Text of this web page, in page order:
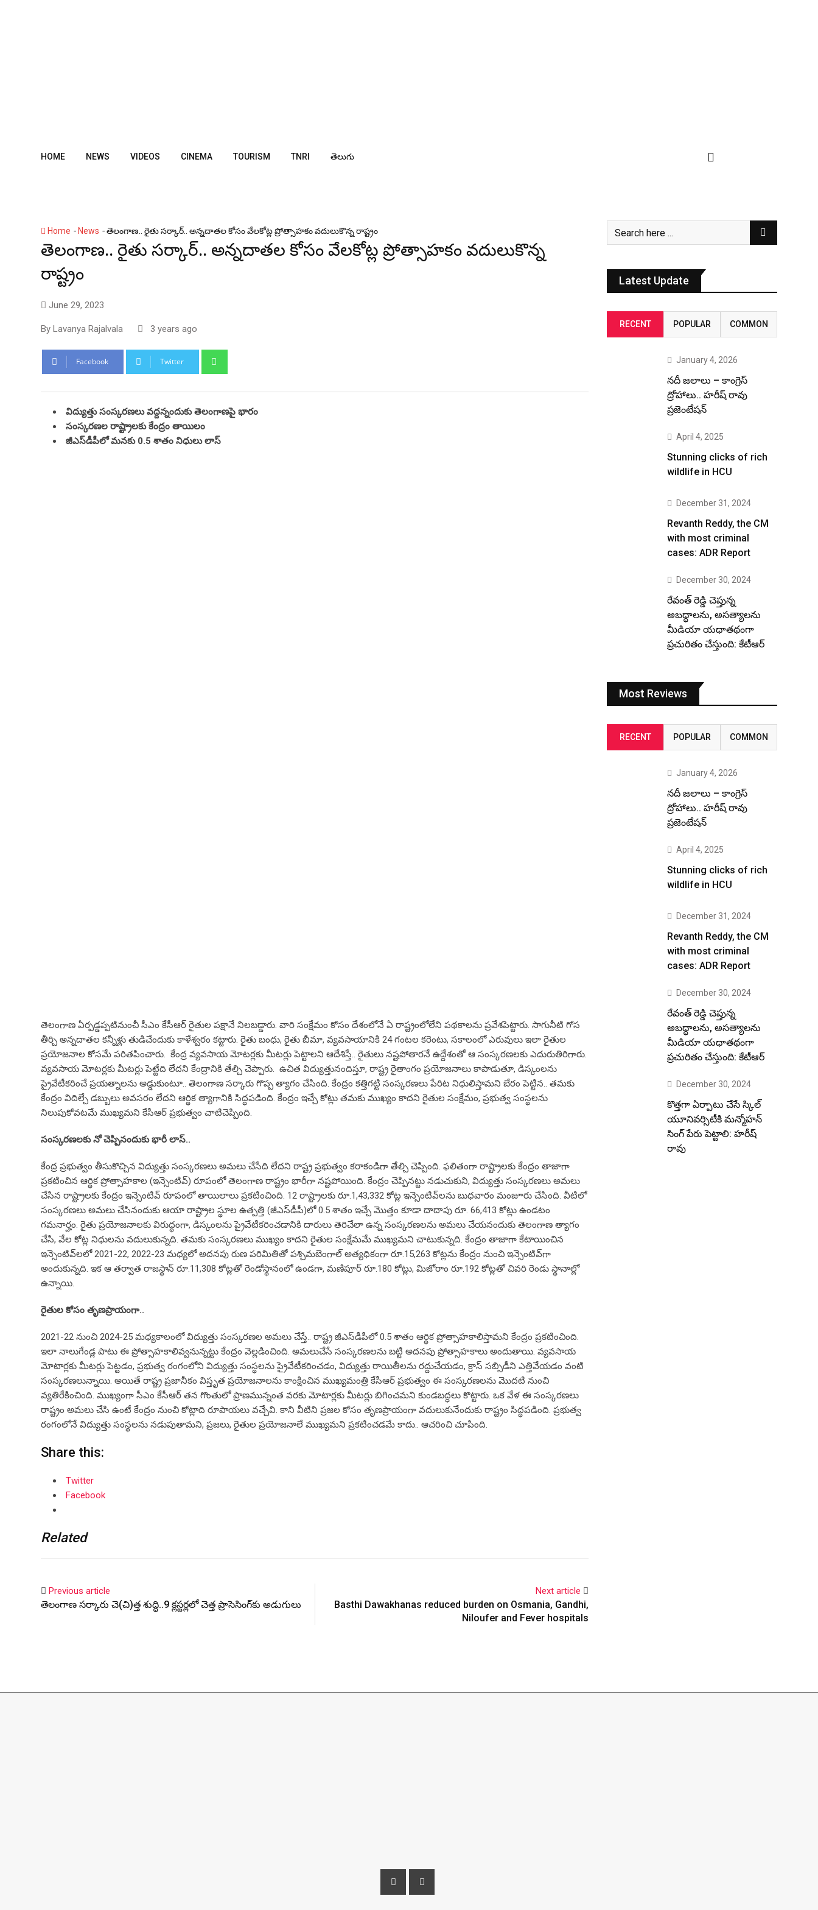
HOME NEWS VIDEOS CINEMA TOURISM TNRI తెలుగు
Home - News -తెలంగాణ‌.. రైతు స‌ర్కార్‌.. అన్న‌దాతల కోసం వేల‌కోట్ల ప్రోత్సాహకం వ‌దులుకొన్న రాష్ట్రం
తెలంగాణ‌.. రైతు స‌ర్కార్‌.. అన్న‌దాతల కోసం వేల‌కోట్ల ప్రోత్సాహకం వ‌దులుకొన్న
రాష్ట్రం
June 29, 2023
By Lavanya Rajalvala 3 years ago
Facebook Twitter
విద్యుత్తు సంస్కరణలు వ‌ద్ద‌న్నందుకు తెలంగాణ‌పై భారం
సంస్కరణల రాష్ట్రాలకు కేంద్రం తాయిలం
జీఎస్‌డీపీలో మ‌న‌కు 0.5 శాతం నిధులు లాస్‌
తెలంగాణ ఏర్ప‌డ్డ‌ప్ప‌టినుంచీ సీఎం కేసీఆర్ రైతుల ప‌క్షానే నిల‌బ‌డ్డారు. వారి సంక్షేమం కోసం దేశంలోనే ఏ రాష్ట్రంలోలేని ప‌థ‌కాల‌ను ప్ర‌వేశ‌పెట్టారు. సాగునీటి గోస
తీర్చి అన్న‌దాత‌ల క‌న్నీళ్లు తుడిచేందుకు కాళేశ్వ‌రం క‌ట్టారు. రైతు బంధు, రైతు బీమా, వ్య‌వ‌సాయానికి 24 గంట‌ల క‌రెంటు, స‌కాలంలో ఎరువులు ఇలా రైతుల
ప్ర‌యోజ‌నాల కోసమే ప‌రిత‌పించారు. కేంద్ర వ్య‌వ‌సాయ మోట‌ర్ల‌కు మీట‌ర్లు పెట్టాల‌ని ఆదేశిస్తే.. రైతులు న‌ష్ట‌పోతార‌నే ఉద్దేశంతో ఆ సంస్క‌ర‌ణ‌ల‌కు ఎదురుతిరిగారు.
వ్యవసాయ మోటర్లకు మీటర్లు పెట్టేది లేదని కేంద్రానికి తేల్చి చెప్పారు. ఉచిత విద్యుత్తునందిస్తూ, రాష్ట్ర రైతాంగం ప్రయోజనాలు కాపాడుతూ, డిస్కంలను
ప్రైవేటీకరించే ప్రయత్నాలను అడ్డుకుంటూ.. తెలంగాణ స‌ర్కారు గొప్ప త్యాగం చేసింది. కేంద్రం కత్తిగట్టి సంస్కరణలు పేరిట నిధులిస్తామని బేరం పెట్టిన.. తమకు
కేంద్రం విదిల్చే డబ్బులు అవసరం లేదని ఆర్థిక త్యాగానికి సిద్ధపడింది. కేంద్రం ఇచ్చే కోట్లు తమకు ముఖ్యం కాదని రైతుల సంక్షేమం, ప్రభుత్వ సంస్థలను
నిలుపుకోవటమే ముఖ్యమని కేసీఆర్‌ ప్రభుత్వం చాటిచెప్పింది.
సంస్కరణల‌కు నో చెప్పినందుకు భారీ లాస్‌..
కేంద్ర ప్రభుత్వం తీసుకొచ్చిన విద్యుత్తు సంస్కరణలు అమలు చేసేది లేదని రాష్ట్ర ప్రభుత్వం కరాకండిగా తేల్చి చెప్పింది. ఫలితంగా రాష్ట్రాలకు కేంద్రం తాజాగా
ప్రకటించిన ఆర్థిక ప్రోత్సాహకాల (ఇన్సెంటివ్‌) రూపంలో తెలంగాణ రాష్ట్రం భారీగా నష్టపోయింది. కేంద్రం చెప్పినట్టు నడుచుకుని, విద్యుత్తు సంస్కరణలు అమలు
చేసిన రాష్ట్రాలకు కేంద్రం ఇన్సెంటివ్‌ రూపంలో తాయిలాలు ప్రకటించింది. 12 రాష్ట్రాలకు రూ.1,43,332 కోట్ల ఇన్సెంటివ్‌లను బుధవారం మంజూరు చేసింది. వీటిలో
సంస్కరణలు అమలు చేసినందుకు ఆయా రాష్ట్రాల స్థూల ఉత్పత్తి (జీఎస్‌డీపీ)లో 0.5 శాతం ఇచ్చే మొత్తం కూడా దాదాపు రూ. 66,413 కోట్లు ఉండటం
గమనార్హం. రైతు ప్రయోజనాలకు విరుద్ధంగా, డిస్కంలను ప్రైవేటీకరించడానికి దారులు తెరిచేలా ఉన్న సంస్కరణలను అమలు చేయనందుకు తెలంగాణ త్యాగం
చేసి, వేల కోట్ల నిధులను వదులుకున్నది. తమకు సంస్కరణలు ముఖ్యం కాదని రైతుల సంక్షేమమే ముఖ్యమని చాటుకున్నది. కేంద్రం తాజాగా కేటాయించిన
ఇన్సెంటివ్‌లలో 2021-22, 2022-23 మధ్యలో అదనపు రుణ పరిమితితో పశ్చిమబెంగాల్‌ అత్యధికంగా రూ.15,263 కోట్లను కేంద్రం నుంచి ఇన్సెంటివ్‌గా
అందుకున్నది. ఇక ఆ తర్వాత రాజస్థాన్‌ రూ.11,308 కోట్లతో రెండోస్థానంలో ఉండగా, మణిపూర్‌ రూ.180 కోట్లు, మిజోరాం రూ.192 కోట్లతో చివరి రెండు స్థానాల్లో
ఉన్నాయి.
రైతుల కోసం తృణప్రాయంగా..
2021-22 నుంచి 2024-25 మధ్యకాలంలో విద్యుత్తు సంస్కరణల అమలు చేస్తే.. రాష్ట్ర జీఎస్‌డీపీలో 0.5 శాతం ఆర్థిక ప్రోత్సాహకాలిస్తామని కేంద్రం ప్రకటించింది.
ఇలా నాలుగేండ్ల పాటు ఈ ప్రోత్సాహకాలివ్వనున్నట్టు కేంద్రం వెల్లడించింది. అమలుచేసే సంస్కరణలను బట్టి అదనపు ప్రోత్సాహకాలు అందుతాయి. వ్యవసాయ
మోటార్లకు మీటర్లు పెట్టడం, ప్రభుత్వ రంగంలోని విద్యుత్తు సంస్థలను ప్రైవేటీకరించడం, విద్యుత్తు రాయితీలను రద్దుచేయడం, క్రాస్‌ సబ్సిడీని ఎత్తివేయడం వంటి
సంస్కరణలున్నాయి. అయితే రాష్ట్ర ప్రజానీకం విస్తృత ప్రయోజనాలను కాంక్షించిన ముఖ్యమంత్రి కేసీఆర్‌ ప్రభుత్వం ఈ సంస్కరణలను మొదటి నుంచి
వ్యతిరేకించింది. ముఖ్యంగా సీఎం కేసీఆర్‌ తన గొంతులో ప్రాణమున్నంత వరకు మోటార్లకు మీటర్లు బిగించమని కుండబద్ధలు కొట్టారు. ఒక వేళ ఈ సంస్కరణలు
రాష్ట్రం అమలు చేసి ఉంటే కేంద్రం నుంచి కోట్లాది రూపాయలు వచ్చేవి. కాని వీటిని ప్రజల కోసం తృణప్రాయంగా వదులుకునేందుకు రాష్ట్రం సిద్ధపడింది. ప్రభుత్వ
రంగంలోనే విద్యుత్తు సంస్థలను నడుపుతామని, ప్రజలు, రైతుల ప్రయోజనాలే ముఖ్యమని ప్రకటించడమే కాదు.. ఆచరించి చూపింది.
Share this:
Twitter
Facebook
Related
Previous article
తెలంగాణ స‌ర్కారు చె(చి)త్త శుద్ధి..9 క్ల‌స్ట‌ర్ల‌లో చెత్త ప్రాసెసింగ్‌కు అడుగులు
Next article
Basthi Dawakhanas reduced burden on Osmania, Gandhi,
Niloufer and Fever hospitals
Latest Update
RECENT POPULAR COMMON
January 4, 2026
నదీ జలాలు – కాంగ్రెస్
ద్రోహాలు.. హరీష్ రావు
ప్రజెంటేషన్
April 4, 2025
Stunning clicks of rich
wildlife in HCU
December 31, 2024
Revanth Reddy, the CM
with most criminal
cases: ADR Report
December 30, 2024
రేవంత్ రెడ్డి చెప్తున్న
అబద్ధాలను, అసత్యాలను
మీడియా యథాతథంగా
ప్రచురితం చేస్తుంది: కేటీఆర్
Most Reviews
RECENT POPULAR COMMON
January 4, 2026
నదీ జలాలు – కాంగ్రెస్
ద్రోహాలు.. హరీష్ రావు
ప్రజెంటేషన్
April 4, 2025
Stunning clicks of rich
wildlife in HCU
December 31, 2024
Revanth Reddy, the CM
with most criminal
cases: ADR Report
December 30, 2024
రేవంత్ రెడ్డి చెప్తున్న
అబద్ధాలను, అసత్యాలను
మీడియా యథాతథంగా
ప్రచురితం చేస్తుంది: కేటీఆర్
December 30, 2024
కొత్తగా ఏర్పాటు చేసే స్కిల్
యూనివర్సిటీకి మన్మోహన్
సింగ్ పేరు పెట్టాలి: హరీష్
రావు